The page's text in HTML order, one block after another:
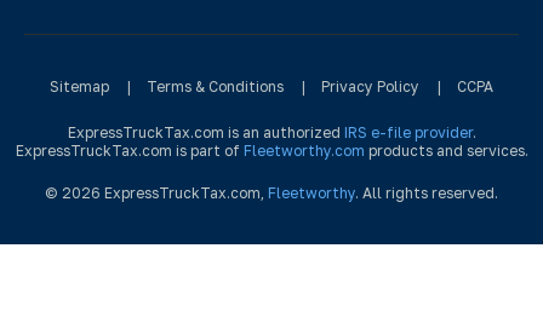
Sitemap | Terms & Conditions | Privacy Policy | CCPA
ExpressTruckTax.com is an authorized IRS e-file provider.
ExpressTruckTax.com is part of Fleetworthy.com products and services.
© 2026 ExpressTruckTax.com, Fleetworthy. All rights reserved.